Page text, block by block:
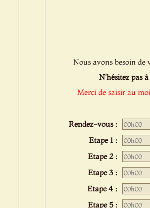
Nous avons besoin
N'hésitez pas
Merci de saisir au
Rendez-vous :
Etape 1 :
Etape 2 :
Etape 3 :
Etape 4 :
Etape 5 :